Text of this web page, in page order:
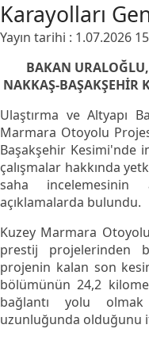
Karayolları
Yayın tarihi : 1.07.2026
BAKAN
NAKKAŞ-BAŞAKŞEHİR
Ulaştırma ve Altyapı
Marmara Otoyolu
Başakşehir Kesimi'nde
çalışmalar hakkında
saha incelemesinin
açıklamalarda bulundu.
Kuzey Marmara
prestij projelerinden
projenin kalan son
bölümünün 24,2
bağlantı yolu
uzunluğunda olduğunu